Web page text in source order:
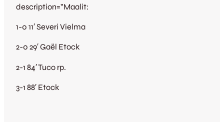
description=”Maalit:
1-0 11′ Severi Vielma
2-0 29′ Gaël Etock
2-1 84′ Tuco rp.
3-1 88′ Etock